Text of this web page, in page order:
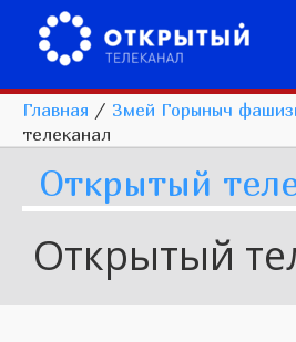
Главная / Змей Горыныч
телеканал
Открытый
Открытый